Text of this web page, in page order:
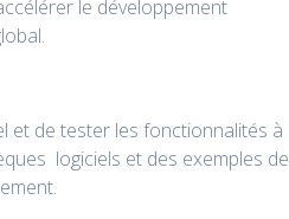
le développement
et de tester les fonctionnalités à
logiciels et des exemples de